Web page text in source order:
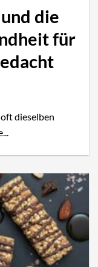
die
für
dieselben